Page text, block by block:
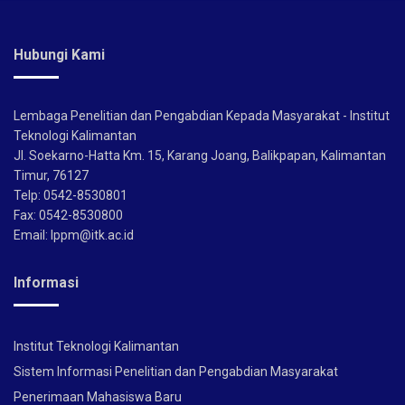
Hubungi Kami
Lembaga Penelitian dan Pengabdian Kepada Masyarakat - Institut
Teknologi Kalimantan
Jl. Soekarno-Hatta Km. 15, Karang Joang, Balikpapan, Kalimantan
Timur, 76127
Telp: 0542-8530801
Fax: 0542-8530800
Email: lppm@itk.ac.id
Informasi
Institut Teknologi Kalimantan
Sistem Informasi Penelitian dan Pengabdian Masyarakat
Penerimaan Mahasiswa Baru